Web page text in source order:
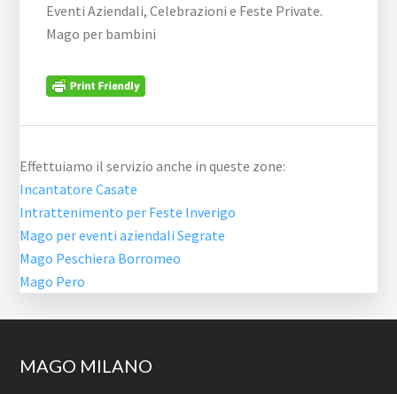
Eventi Aziendali, Celebrazioni e Feste Private.
Mago per bambini
Effettuiamo il servizio anche in queste zone:
Incantatore Casate
Intrattenimento per Feste Inverigo
Mago per eventi aziendali Segrate
Mago Peschiera Borromeo
Mago Pero
Footer
MAGO MILANO